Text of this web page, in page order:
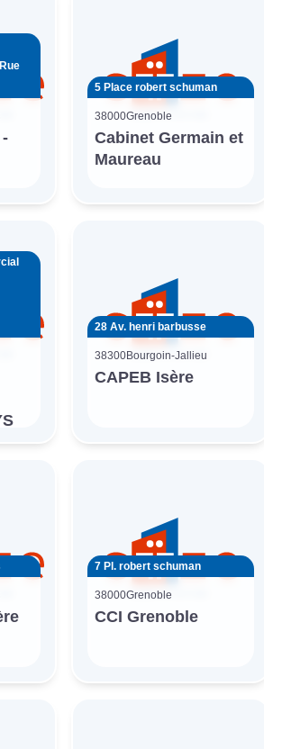
5 Place robert schuman
38000Grenoble
Cabinet Germain et
Maureau
28 Av. henri barbusse
38300Bourgoin-Jallieu
CAPEB Isère
7 Pl. robert schuman
38000Grenoble
CCI Grenoble